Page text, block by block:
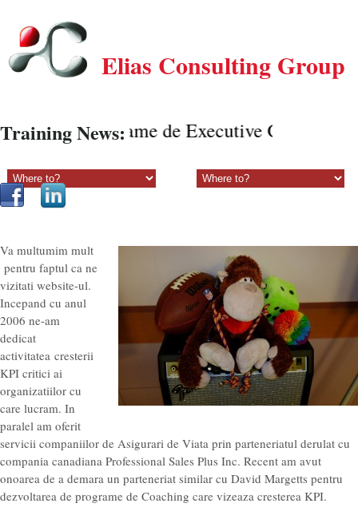
Elias Consulting Group
Training News:Programe de Executive Coaching
Va multumim mult
pentru faptul ca ne
vizitati website-ul.
Incepand cu anul
2006 ne-am
dedicat
activitatea cresterii
KPI critici ai
organizatiilor cu
care lucram. In
paralel am oferit
servicii companiilor de Asigurari de Viata prin parteneriatul derulat cu
compania canadiana Professional Sales Plus Inc. Recent am avut
onoarea de a demara un parteneriat similar cu David Margetts pentru
dezvoltarea de programe de Coaching care vizeaza cresterea KPI.